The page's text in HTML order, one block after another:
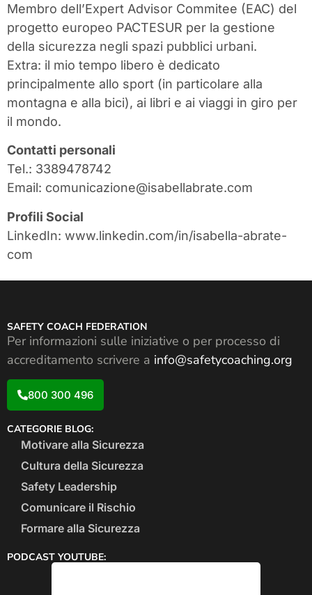
Membro dell’Expert Advisor Commitee (EAC) del
progetto europeo PACTESUR per la gestione
della sicurezza negli spazi pubblici urbani.
Extra: il mio tempo libero è dedicato
principalmente allo sport (in particolare alla
montagna e alla bici), ai libri e ai viaggi in giro per
il mondo.
Contatti personali
Tel.: 3389478742
Email: comunicazione@isabellabrate.com
Profili Social
LinkedIn: www.linkedin.com/in/isabella-abrate-
com
SAFETY COACH FEDERATION
Per informazioni sulle iniziative o per processo di
accreditamento scrivere a info@safetycoaching.org
800 300 496
CATEGORIE BLOG:
Motivare alla Sicurezza
Cultura della Sicurezza
Safety Leadership
Comunicare il Rischio
Formare alla Sicurezza
PODCAST YOUTUBE: